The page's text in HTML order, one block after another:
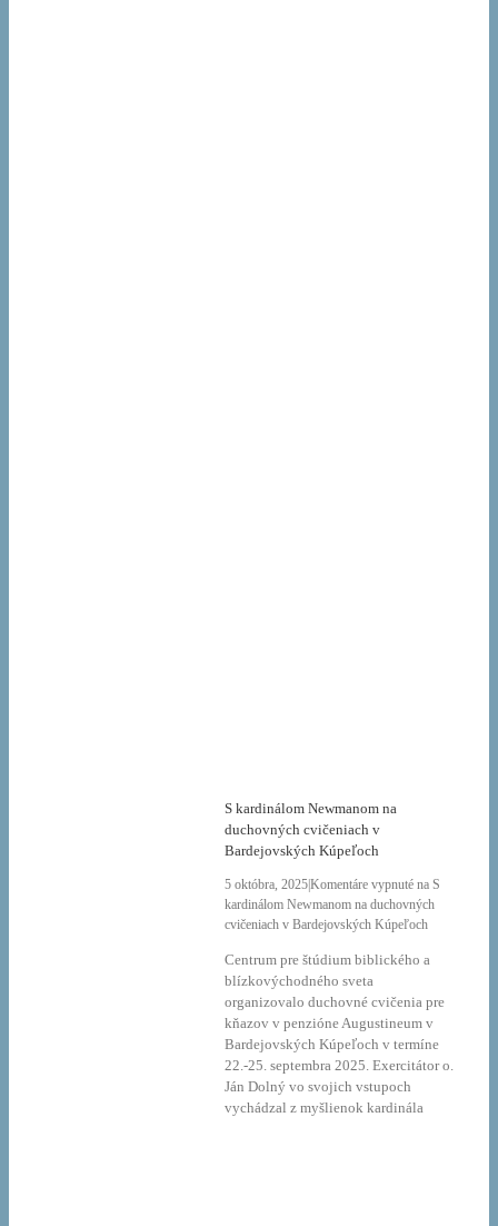
S kardinálom Newmanom na
duchovných cvičeniach v
Bardejovských Kúpeľoch
5 októbra, 2025Komentáre vypnuté na S
kardinálom Newmanom na duchovných
cvičeniach v Bardejovských Kúpeľoch
Centrum pre štúdium biblického a
blízkovýchodného sveta
organizovalo duchovné cvičenia pre
kňazov v penzióne Augustineum v
Bardejovských Kúpeľoch v termíne
22.-25. septembra 2025. Exercitátor o.
Ján Dolný vo svojich vstupoch
vychádzal z myšlienok kardinála